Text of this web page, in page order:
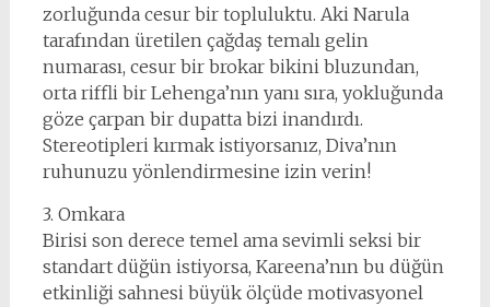
zorluğunda cesur bir topluluktu. Aki Narula
tarafından üretilen çağdaş temalı gelin
numarası, cesur bir brokar bikini bluzundan,
orta riffli bir Lehenga’nın yanı sıra, yokluğunda
göze çarpan bir dupatta bizi inandırdı.
Stereotipleri kırmak istiyorsanız, Diva’nın
ruhunuzu yönlendirmesine izin verin!
3. Omkara
Birisi son derece temel ama sevimli seksi bir
standart düğün istiyorsa, Kareena’nın bu düğün
etkinliği sahnesi büyük ölçüde motivasyonel